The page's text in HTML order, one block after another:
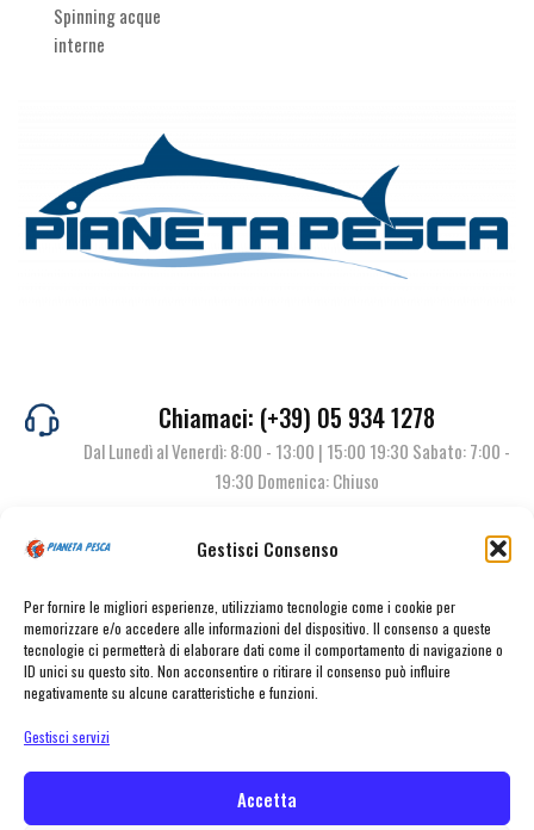
Gestisci Consenso
Per fornire le migliori esperienze, utilizziamo tecnologie come i cookie per
memorizzare e/o accedere alle informazioni del dispositivo. Il consenso a queste
tecnologie ci permetterà di elaborare dati come il comportamento di navigazione o
ID unici su questo sito. Non acconsentire o ritirare il consenso può influire
negativamente su alcune caratteristiche e funzioni.
Gestisci servizi
Accetta
Spinning acque
interne
Chiamaci: (+39) 05 934 1278
Dal Lunedì al Venerdì: 8:00 - 13:00 | 15:00 19:30 Sabato: 7:00 -
19:30 Domenica: Chiuso
© Pianeta Pesca Viale Marcello Finzi, 563 41122 Modena (MO) | P.I.